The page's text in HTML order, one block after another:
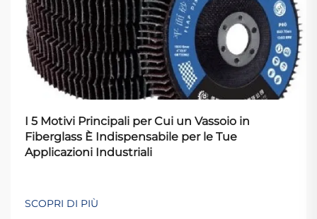
I 5 Motivi Principali per Cui un Vassoio in
Fiberglass È Indispensabile per le Tue
Applicazioni Industriali
SCOPRI DI PIÙ